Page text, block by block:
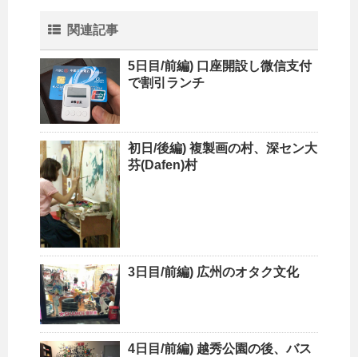
関連記事
5日目/前編) 口座開設し微信支付
で割引ランチ
初日/後編) 複製画の村、深セン大
芬(Dafen)村
3日目/前編) 広州のオタク文化
4日目/前編) 越秀公園の後、バス